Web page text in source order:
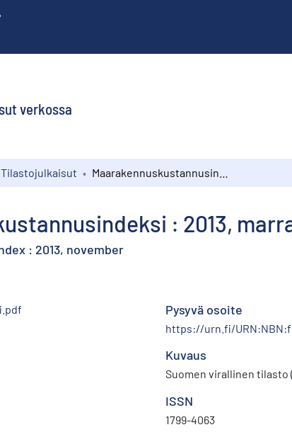
verkossa
Tilastojulkaisut
: 2013,
: 2013, november
Pysyvä osoite
https://urn.fi/
Kuvaus
Suomen virallinen tilasto
ISSN
1799-4063